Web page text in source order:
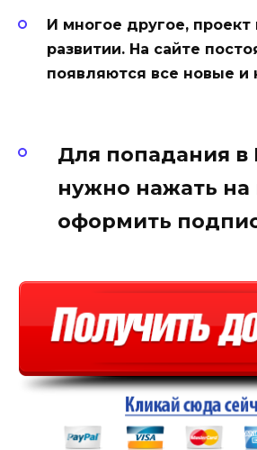
И многое другое, проект
развитии. На сайте
появляются все новые и
Для попадания
нужно нажать на
оформить